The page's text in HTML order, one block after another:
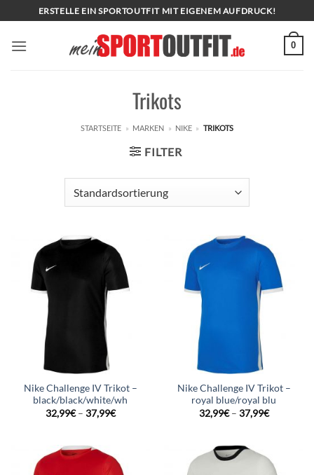
Inhalt
springen
ERSTELLE EIN SPORTOUTFIT MIT EIGENEM AUFDRUCK!
0
Trikots
STARTSEITE » MARKEN » NIKE » TRIKOTS
FILTER
Nike Challenge IV Trikot –
black/black/white/wh
32,99€– 37,99€
Nike Challenge IV Trikot –
royal blue/royal blu
32,99€– 37,99€